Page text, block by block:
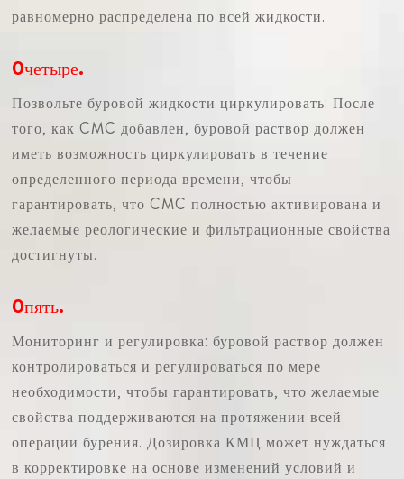
равномерно распределена по всей жидкости.
0четыре.
Позвольте буровой жидкости циркулировать: После
того, как CMC добавлен, буровой раствор должен
иметь возможность циркулировать в течение
определенного периода времени, чтобы
гарантировать, что CMC полностью активирована и
желаемые реологические и фильтрационные свойства
достигнуты.
0пять.
Мониторинг и регулировка: буровой раствор должен
контролироваться и регулироваться по мере
необходимости, чтобы гарантировать, что желаемые
свойства поддерживаются на протяжении всей
операции бурения. Дозировка КМЦ может нуждаться
в корректировке на основе изменений условий и